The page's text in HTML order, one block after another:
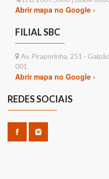
Abrir mapa no Google ›
FILIAL SBC
Av. Piraporinha, 251 -
001
Abrir mapa no Google ›
REDES SOCIAIS